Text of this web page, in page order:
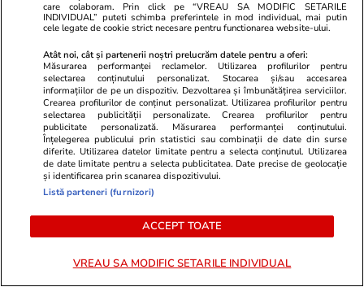
Lifestyle 17 iul.
De ce să nu păstrezi cartofii
lângă ceapă
care colaboram. Prin click pe “VREAU SA MODIFIC SETARILE
INDIVIDUAL” puteti schimba preferintele in mod individual, mai putin
cele legate de cookie strict necesare pentru functionarea website-ului.
Atât noi, cât și partenerii noștri prelucrăm datele pentru a oferi:
Măsurarea performanței reclamelor. Utilizarea profilurilor pentru
selectarea conținutului personalizat. Stocarea și/sau accesarea
informațiilor de pe un dispozitiv. Dezvoltarea și îmbunătățirea serviciilor.
Crearea profilurilor de conținut personalizat. Utilizarea profilurilor pentru
selectarea publicității personalizate. Crearea profilurilor pentru
publicitate personalizată. Măsurarea performanței conținutului.
Înțelegerea publicului prin statistici sau combinații de date din surse
diferite. Utilizarea datelor limitate pentru a selecta conținutul. Utilizarea
de date limitate pentru a selecta publicitatea. Date precise de geolocație
și identificarea prin scanarea dispozitivului.
Listă parteneri (furnizori)
ACCEPT TOATE
VREAU SA MODIFIC SETARILE INDIVIDUAL